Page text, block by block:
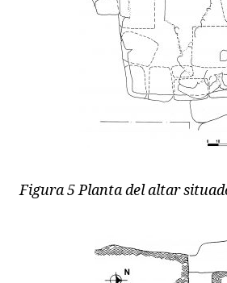
Figura 5 Planta del altar